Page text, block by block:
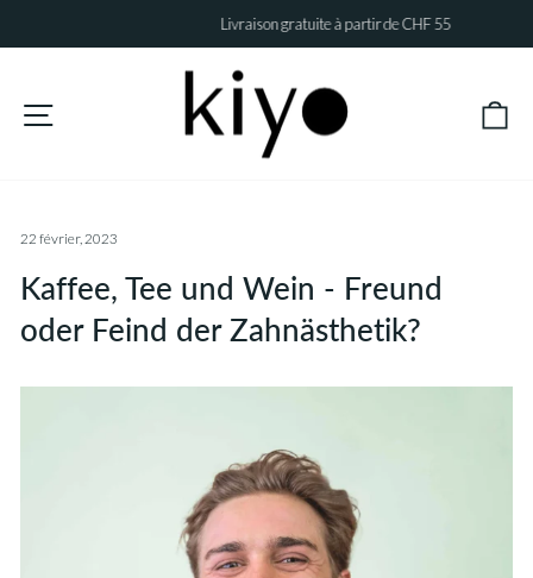
au
Diaporama
Pause
Livraison gratuite à partir de CHF 55
22 février, 2023
Kaffee, Tee und Wein - Freund
oder Feind der Zahnästhetik?